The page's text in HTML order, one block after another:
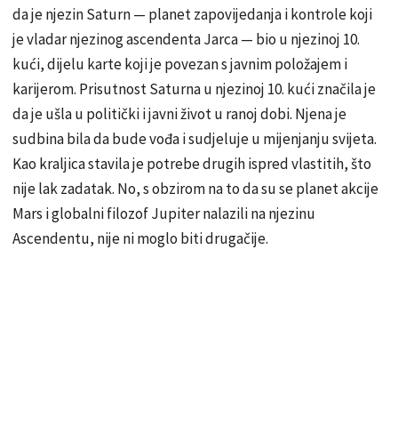
da je njezin Saturn — planet zapovijedanja i kontrole koji
je vladar njezinog ascendenta Jarca — bio u njezinoj 10.
kući, dijelu karte koji je povezan s javnim položajem i
karijerom. Prisutnost Saturna u njezinoj 10. kući značila je
da je ušla u politički i javni život u ranoj dobi. Njena je
sudbina bila da bude vođa i sudjeluje u mijenjanju svijeta.
Kao kraljica stavila je potrebe drugih ispred vlastitih, što
nije lak zadatak. No, s obzirom na to da su se planet akcije
Mars i globalni filozof Jupiter nalazili na njezinu
Ascendentu, nije ni moglo biti drugačije.